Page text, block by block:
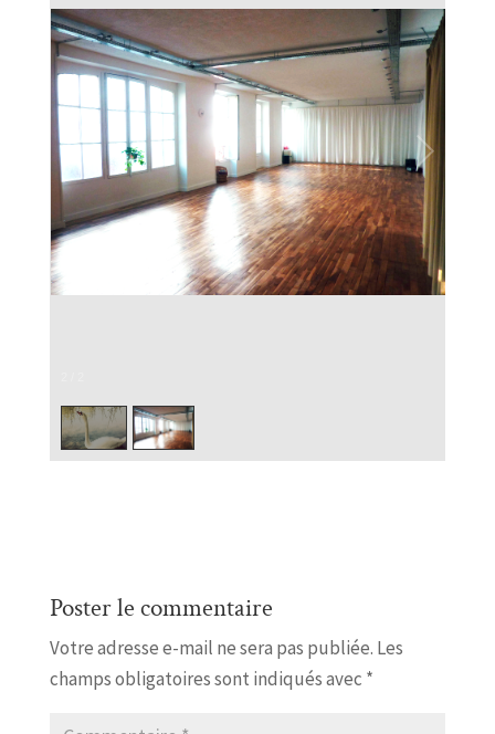
Poster le commentaire
Votre adresse e-mail ne sera pas publiée. Les
champs obligatoires sont indiqués avec *